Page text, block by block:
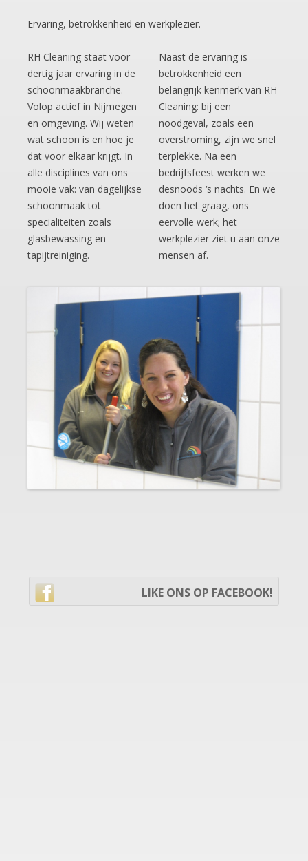
Ervaring, betrokkenheid en werkplezier.
RH Cleaning staat voor
dertig jaar ervaring in de
schoonmaakbranche.
Volop actief in Nijmegen
en omgeving. Wij weten
wat schoon is en hoe je
dat voor elkaar krijgt. In
alle disciplines van ons
mooie vak: van dagelijkse
schoonmaak tot
specialiteiten zoals
glasbewassing en
tapijtreiniging.
Naast de ervaring is
betrokkenheid een
belangrijk kenmerk van RH
Cleaning: bij een
noodgeval, zoals een
overstroming, zijn we snel
terplekke. Na een
bedrijfsfeest werken we
desnoods ‘s nachts. En we
doen het graag, ons
eervolle werk; het
werkplezier ziet u aan onze
mensen af.
LIKE ONS OP FACEBOOK!